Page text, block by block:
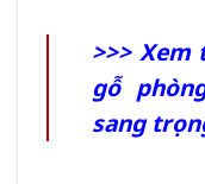
>>> Xem
gỗ
sang